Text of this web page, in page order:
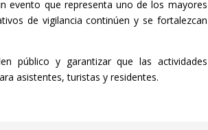
evento que representa uno de los mayores
de vigilancia continúen y se fortalezcan
público y garantizar que las actividades
asistentes, turistas y residentes.